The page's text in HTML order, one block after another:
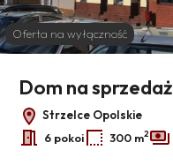
Oferta na wyłączność
Dom na sprzedaż
Strzelce Opolskie
6 pokoi
300 m2